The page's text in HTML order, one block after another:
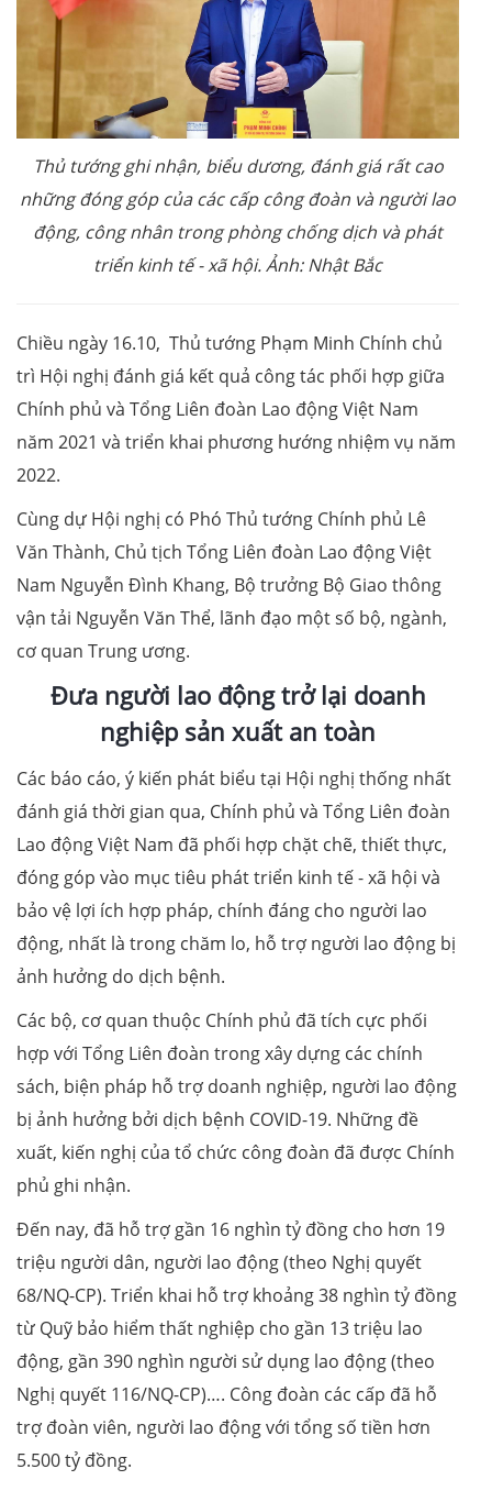
Thủ tướng ghi nhận, biểu dương, đánh giá rất cao
những đóng góp của các cấp công đoàn và người lao
động, công nhân trong phòng chống dịch và phát
triển kinh tế - xã hội. Ảnh: Nhật Bắc
Chiều ngày 16.10, Thủ tướng Phạm Minh Chính chủ
trì Hội nghị đánh giá kết quả công tác phối hợp giữa
Chính phủ và Tổng Liên đoàn Lao động Việt Nam
năm 2021 và triển khai phương hướng nhiệm vụ năm
2022.
Cùng dự Hội nghị có Phó Thủ tướng Chính phủ Lê
Văn Thành, Chủ tịch Tổng Liên đoàn Lao động Việt
Nam Nguyễn Đình Khang, Bộ trưởng Bộ Giao thông
vận tải Nguyễn Văn Thể, lãnh đạo một số bộ, ngành,
cơ quan Trung ương.
Đưa người lao động trở lại doanh
nghiệp sản xuất an toàn
Các báo cáo, ý kiến phát biểu tại Hội nghị thống nhất
đánh giá thời gian qua, Chính phủ và Tổng Liên đoàn
Lao động Việt Nam đã phối hợp chặt chẽ, thiết thực,
đóng góp vào mục tiêu phát triển kinh tế - xã hội và
bảo vệ lợi ích hợp pháp, chính đáng cho người lao
động, nhất là trong chăm lo, hỗ trợ người lao động bị
ảnh hưởng do dịch bệnh.
Các bộ, cơ quan thuộc Chính phủ đã tích cực phối
hợp với Tổng Liên đoàn trong xây dựng các chính
sách, biện pháp hỗ trợ doanh nghiệp, người lao động
bị ảnh hưởng bởi dịch bệnh COVID-19. Những đề
xuất, kiến nghị của tổ chức công đoàn đã được Chính
phủ ghi nhận.
Đến nay, đã hỗ trợ gần 16 nghìn tỷ đồng cho hơn 19
triệu người dân, người lao động (theo Nghị quyết
68/NQ-CP). Triển khai hỗ trợ khoảng 38 nghìn tỷ đồng
từ Quỹ bảo hiểm thất nghiệp cho gần 13 triệu lao
động, gần 390 nghìn người sử dụng lao động (theo
Nghị quyết 116/NQ-CP)…. Công đoàn các cấp đã hỗ
trợ đoàn viên, người lao động với tổng số tiền hơn
5.500 tỷ đồng.